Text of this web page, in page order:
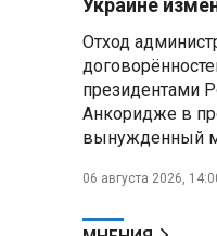
к визиту
Алжира
300
Украине
Отход
президентами
Анкоридже в
вынужденный
06 августа 2026,